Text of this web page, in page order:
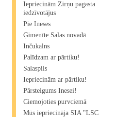
Iepriecinām Zirņu pagasta
iedzīvotājus
Pie Ineses
Ģimenīte Salas novadā
Inčukalns
Palīdzam ar pārtiku!
Salaspils
Iepriecinām ar pārtiku!
Pārsteigums Inesei!
Ciemojoties purvciemā
Mūs iepriecināja SIA "LSC